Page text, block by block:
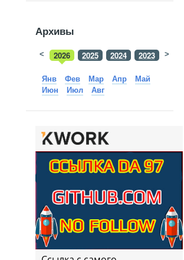
Архивы
2026 2025 2024 2023 2022
< >
Янв Фев Мар Апр
Май
Июн
Июл Авг